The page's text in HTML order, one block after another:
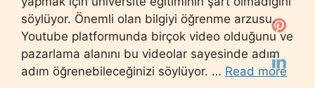
söylüyor. Önemli olan bilgiyi öğrenme arzusu.
Youtube platformunda birçok video olduğunu ve
pazarlama alanını bu videolar sayesinde adım
adım öğrenebileceğinizi söylüyor. … Read more